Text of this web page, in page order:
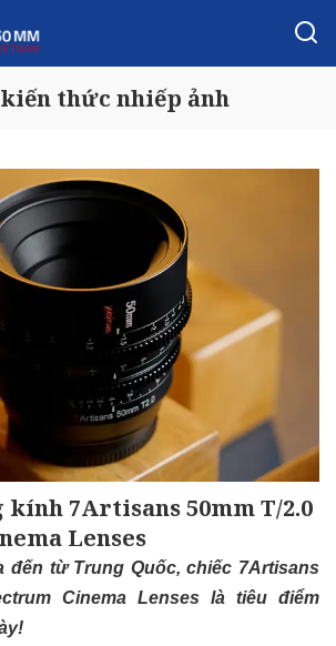
kiến thức nhiếp ảnh
kính 7Artisans 50mm T/2.0
Lenses
đến từ Trung Quốc, chiếc 7Artisans
Cinema Lenses là tiêu điểm